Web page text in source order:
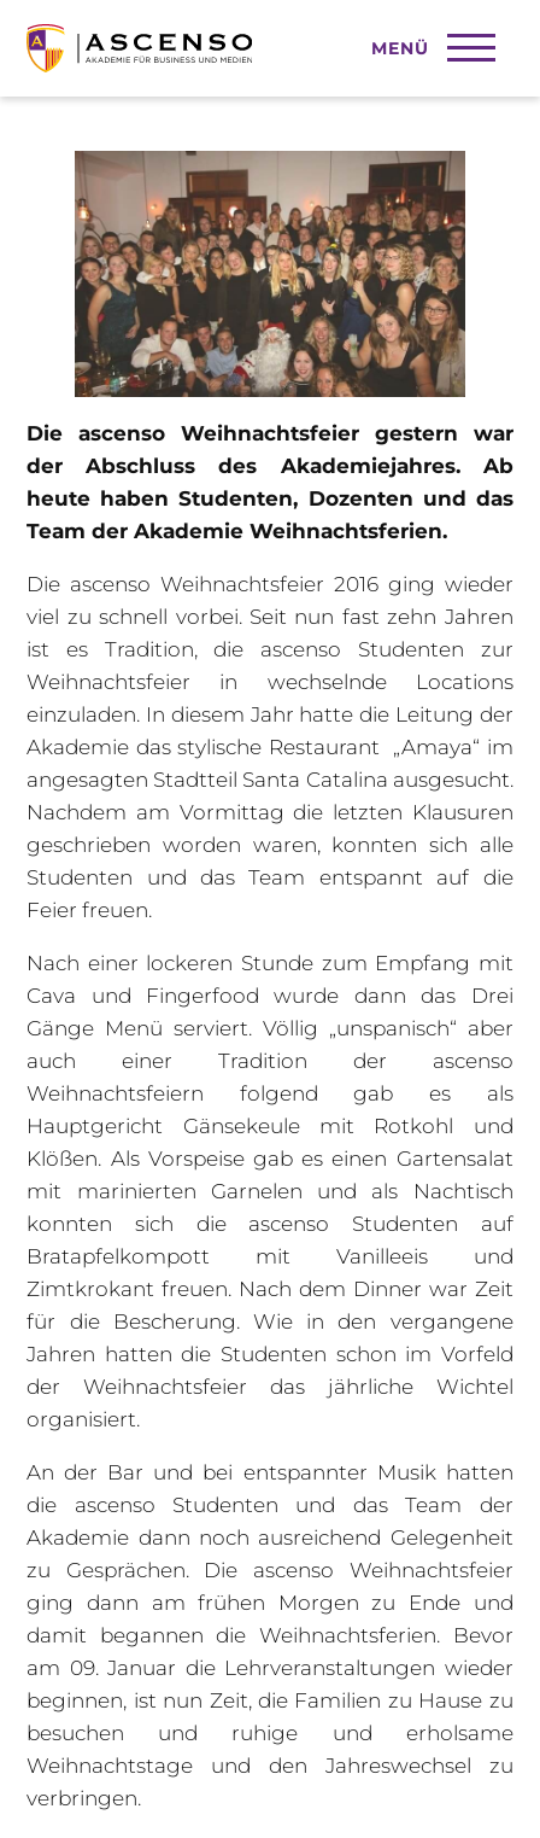
MENÜ
Die ascenso Weihnachtsfeier
Die ascenso Weihnachtsfeier gestern war
der Abschluss des Akademiejahres. Ab
heute haben Studenten, Dozenten und das
Team der Akademie Weihnachtsferien.
Die ascenso Weihnachtsfeier 2016 ging wieder
viel zu schnell vorbei. Seit nun fast zehn Jahren
ist es Tradition, die ascenso Studenten zur
Weihnachtsfeier in wechselnde Locations
einzuladen. In diesem Jahr hatte die Leitung der
Akademie das stylische Restaurant „Amaya“ im
angesagten Stadtteil Santa Catalina ausgesucht.
Nachdem am Vormittag die letzten Klausuren
geschrieben worden waren, konnten sich alle
Studenten und das Team entspannt auf die
Feier freuen.
Nach einer lockeren Stunde zum Empfang mit
Cava und Fingerfood wurde dann das Drei
Gänge Menü serviert. Völlig „unspanisch“ aber
auch einer Tradition der ascenso
Weihnachtsfeiern folgend gab es als
Hauptgericht Gänsekeule mit Rotkohl und
Klößen. Als Vorspeise gab es einen Gartensalat
mit marinierten Garnelen und als Nachtisch
konnten sich die ascenso Studenten auf
Bratapfelkompott mit Vanilleeis und
Zimtkrokant freuen. Nach dem Dinner war Zeit
für die Bescherung. Wie in den vergangene
Jahren hatten die Studenten schon im Vorfeld
der Weihnachtsfeier das jährliche Wichtel
organisiert.
An der Bar und bei entspannter Musik hatten
die ascenso Studenten und das Team der
Akademie dann noch ausreichend Gelegenheit
zu Gesprächen. Die ascenso Weihnachtsfeier
ging dann am frühen Morgen zu Ende und
damit begannen die Weihnachtsferien. Bevor
am 09. Januar die Lehrveranstaltungen wieder
beginnen, ist nun Zeit, die Familien zu Hause zu
besuchen und ruhige und erholsame
Weihnachtstage und den Jahreswechsel zu
verbringen.